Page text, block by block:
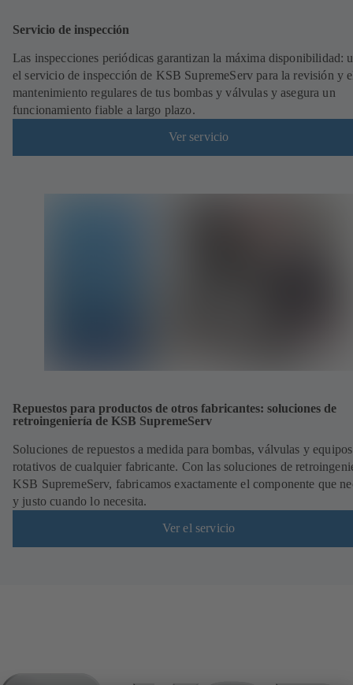
Servicio de inspección
Las inspecciones periódicas garantizan la máxima disponibilidad:
el servicio de inspección de KSB SupremeServ para la revisión y
mantenimiento regulares de tus bombas y válvulas y asegura un
funcionamiento fiable a largo plazo.
Ver servicio
Repuestos para productos de otros fabricantes: soluciones de
retroingeniería de KSB SupremeServ
Soluciones de repuestos a medida para bombas, válvulas y equipos
rotativos de cualquier fabricante. Con las soluciones de
KSB SupremeServ, fabricamos exactamente el componente que
y justo cuando lo necesita.
Ver el servicio